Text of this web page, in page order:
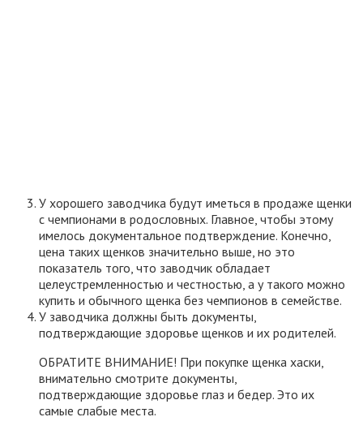
У хорошего заводчика будут иметься в продаже щенки
с чемпионами в родословных. Главное, чтобы этому
имелось документальное подтверждение. Конечно,
цена таких щенков значительно выше, но это
показатель того, что заводчик обладает
целеустремленностью и честностью, а у такого можно
купить и обычного щенка без чемпионов в семействе.
У заводчика должны быть документы,
подтверждающие здоровье щенков и их родителей.
ОБРАТИТЕ ВНИМАНИЕ! При покупке щенка хаски,
внимательно смотрите документы,
подтверждающие здоровье глаз и бедер. Это их
самые слабые места.